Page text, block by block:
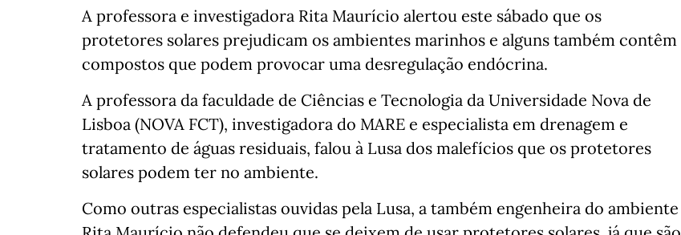
A professora e investigadora Rita Maurício alertou este sábado que os
protetores solares prejudicam os ambientes marinhos e alguns também contêm
compostos que podem provocar uma desregulação endócrina.
A professora da faculdade de Ciências e Tecnologia da Universidade Nova de
Lisboa (NOVA FCT), investigadora do MARE e especialista em drenagem e
tratamento de águas residuais, falou à Lusa dos malefícios que os protetores
solares podem ter no ambiente.
Como outras especialistas ouvidas pela Lusa, a também engenheira do ambiente